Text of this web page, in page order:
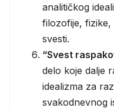
analitičkog
filozofije, fizike,
svesti.
“Svest
delo koje dalje
idealizma za
svakodnevnog